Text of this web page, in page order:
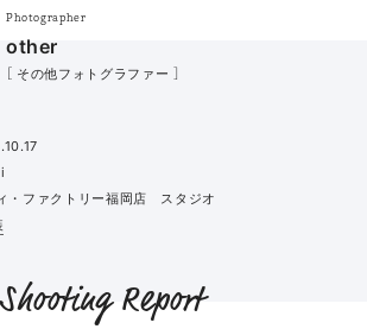
Photographer
other
［ その他フォトグラファー ］
・ファクトリー福岡店 スタジオ
Shooting Report